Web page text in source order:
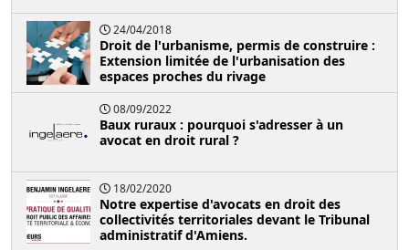
24/04/2018
Droit de l'urbanisme, permis de construire :
Extension limitée de l'urbanisation des
espaces proches du rivage
08/09/2022
Baux ruraux : pourquoi s'adresser à un
avocat en droit rural ?
18/02/2020
Notre expertise d'avocats en droit des
collectivités territoriales devant le Tribunal
administratif d'Amiens.